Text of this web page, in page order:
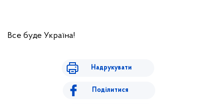
Все буде Україна!
Надрукувати
Поділитися